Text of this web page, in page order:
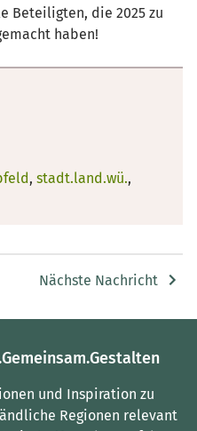
Beteiligten, die 2025 zu
haben!
, stadt.land.wü.,
Nächste Nachricht
und Inspiration zu
Regionen relevant